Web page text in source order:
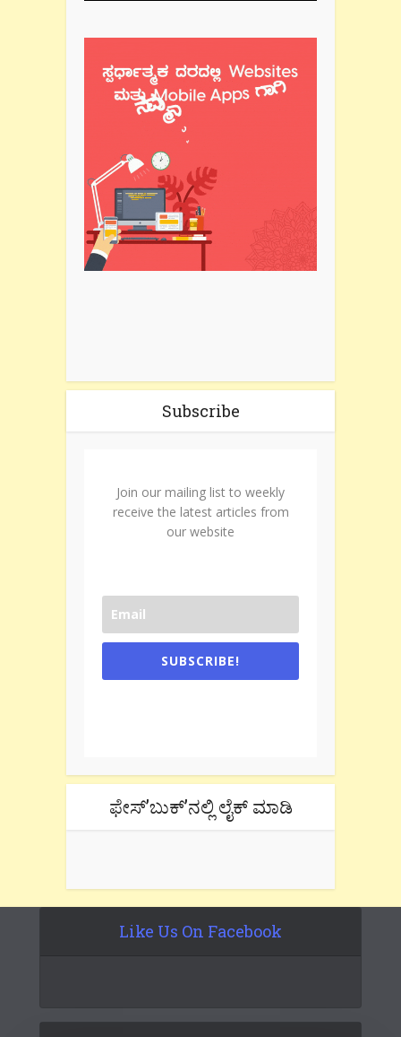
Subscribe
Join our mailing list to weekly
receive the latest articles from
our website
SUBSCRIBE!
ಫೇಸ್’ಬುಕ್’ನಲ್ಲಿ ಲೈಕ್ ಮಾಡಿ
Like Us On Facebook